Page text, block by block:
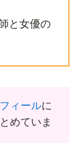
と女優の
ィールに
めていま